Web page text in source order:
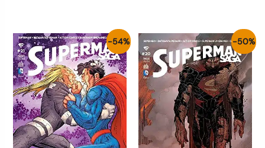
-54%
Le
prix
initial
était :
6.50€.
Le
prix
actuel
est :
3.00€.
-50%
Le
prix
initial
était :
6.00€.
Le
prix
actuel
est :
3.00€.